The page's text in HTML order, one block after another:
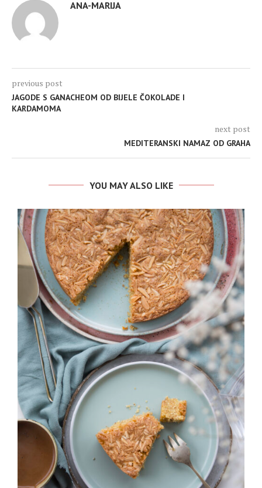
ANA-MARIJA
previous post
JAGODE S GANACHEOM OD BIJELE ČOKOLADE I
KARDAMOMA
next post
MEDITERANSKI NAMAZ OD GRAHA
YOU MAY ALSO LIKE